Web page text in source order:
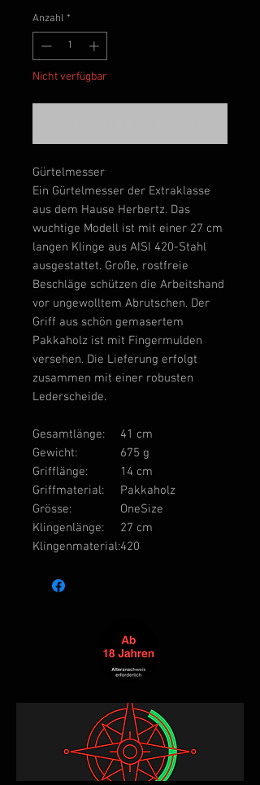
Anzahl *
Nicht verfügbar
Gürtelmesser
Ein Gürtelmesser der Extraklasse
aus dem Hause Herbertz. Das
wuchtige Modell ist mit einer 27 cm
langen Klinge aus AISI 420-Stahl
ausgestattet. Große, rostfreie
Beschläge schützen die Arbeitshand
vor ungewolltem Abrutschen. Der
Griff aus schön gemasertem
Pakkaholz ist mit Fingermulden
versehen. Die Lieferung erfolgt
zusammen mit einer robusten
Lederscheide.
Gesamtlänge:
41 cm
Gewicht:
675 g
Grifflänge:
14 cm
Griffmaterial:
Pakkaholz
Grösse:
OneSize
Klingenlänge:
27 cm
Klingenmaterial:420